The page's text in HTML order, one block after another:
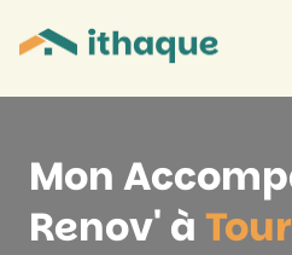
Mon
Renov' à